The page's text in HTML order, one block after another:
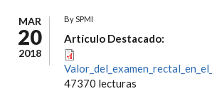
MAR
20
2018
BySPMI
Artículo Destacado:
47370 lecturas